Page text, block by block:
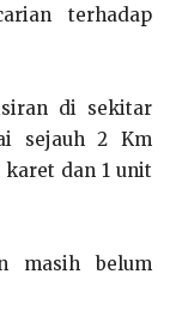
terhadap
di sekitar
sejauh 2 Km
dan 1 unit
masih belum